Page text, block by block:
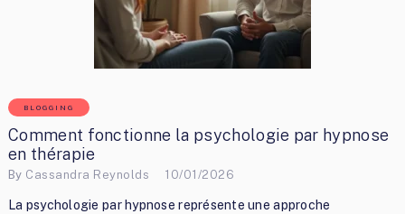
BLOGGING
Comment fonctionne la psychologie par hypnose
en thérapie
By Cassandra Reynolds 10/01/2026
La psychologie par hypnose représente une approche